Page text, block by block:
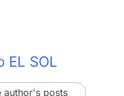
EL SOL
author's posts